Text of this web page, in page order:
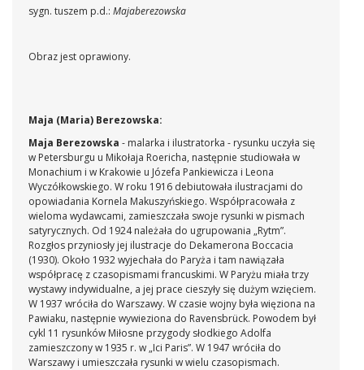
sygn. tuszem p.d.: Majaberezowska
Obraz jest oprawiony.
Maja (Maria) Berezowska:
Maja Berezowska - malarka i ilustratorka - rysunku uczyła się
w Petersburgu u Mikołaja Roericha, następnie studiowała w
Monachium i w Krakowie u Józefa Pankiewicza i Leona
Wyczółkowskiego. W roku 1916 debiutowała ilustracjami do
opowiadania Kornela Makuszyńskiego. Współpracowała z
wieloma wydawcami, zamieszczała swoje rysunki w pismach
satyrycznych. Od 1924 należała do ugrupowania „Rytm”.
Rozgłos przyniosły jej ilustracje do Dekamerona Boccacia
(1930). Około 1932 wyjechała do Paryża i tam nawiązała
współpracę z czasopismami francuskimi. W Paryżu miała trzy
wystawy indywidualne, a jej prace cieszyły się dużym wzięciem.
W 1937 wróciła do Warszawy. W czasie wojny była więziona na
Pawiaku, następnie wywieziona do Ravensbrück. Powodem był
cykl 11 rysunków Miłosne przygody słodkiego Adolfa
zamieszczony w 1935 r. w „Ici Paris”. W 1947 wróciła do
Warszawy i umieszczała rysunki w wielu czasopismach.